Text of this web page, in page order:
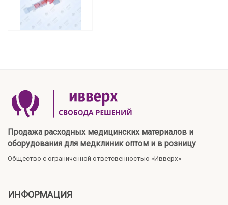
Продажа расходных медицинских материалов и
оборудования для медклиник оптом и в розницу
Общество с ограниченной ответсвенностью «Ивверх»
ИНФОРМАЦИЯ